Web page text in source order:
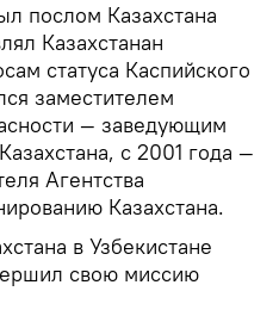
послом Казахстана
Казахстанан
статуса Каспийского
заместителем
— заведующим
с 2001 года —
Агентства
Казахстана.
в Узбекистане
свою миссию